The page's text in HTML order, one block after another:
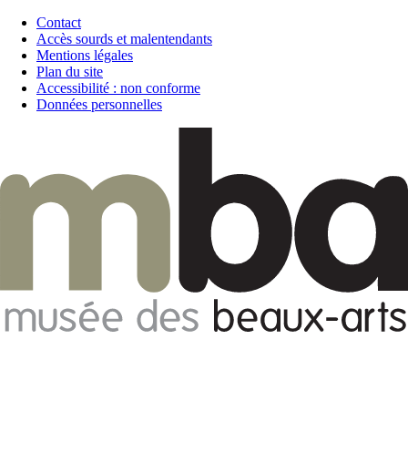
Contact
Accès sourds et malentendants
Mentions légales
Plan du site
Accessibilité : non conforme
Données personnelles